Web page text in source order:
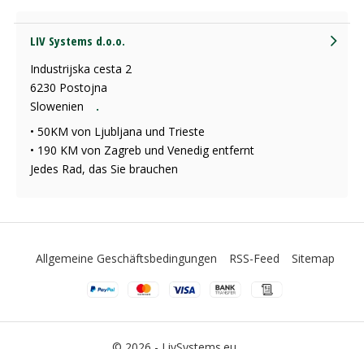
LIV Systems d.o.o.
Industrijska cesta 2
6230 Postojna
Slowenien
.
• 50KM von Ljubljana und Trieste
• 190 KM von Zagreb und Venedig entfernt
Jedes Rad, das Sie brauchen
Allgemeine Geschäftsbedingungen RSS-Feed Sitemap